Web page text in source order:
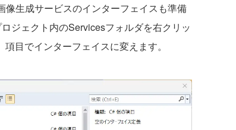
生成サービスのインターフェイスも準備
ジェクト内のServicesフォルダを右クリッ
目でインターフェイスに変えます。